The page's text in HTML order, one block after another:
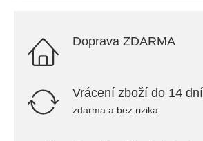
Doprava ZDARMA
Vrácení zboží do 14 dní
zdarma a bez rizika